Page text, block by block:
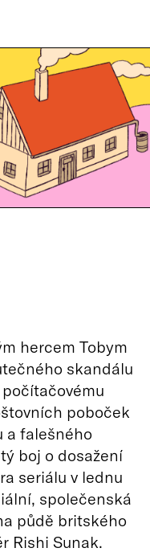
hercem Tobym
skandálu
poboček
a falešného
boj o dosažení
seriálu v lednu
společenská
půdě britského
Rishi Sunak.